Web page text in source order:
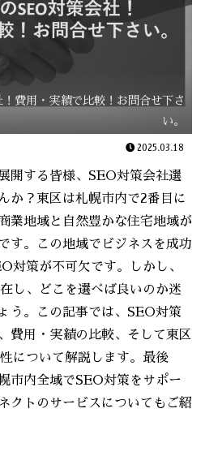
費用・実績で比較！お問合せ下さ
い。
2025.03.18
開する皆様、SEO対策会社選
か？東区は札幌市内で2番目に
業地域と自然豊かな住宅地域が
す。この地域でビジネスを成功
対策が不可欠です。しかし、
し、どこを選べば良いのか迷
う。この記事では、SEO対策
費用・実績の比較、そして東区
について解説します。最後
市内全域でSEO対策をサポー
クトのサービスについてもご紹